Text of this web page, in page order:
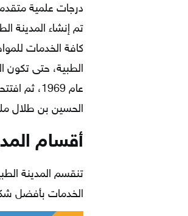
درجات علمية
تم إنشاء المدينة
الطبية، حتى تكون
الحسين بن طلال
أقسام
تنقسم المدينة
الخدمات بأفضل